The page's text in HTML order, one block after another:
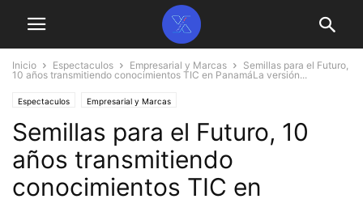
Inicio Espectaculos Empresarial y Marcas
Semillas para el Futuro,
10 años transmitiendo conocimientos TIC en PanamáLa versión...
Espectaculos Empresarial y Marcas
Semillas para el Futuro, 10
años transmitiendo
conocimientos TIC en